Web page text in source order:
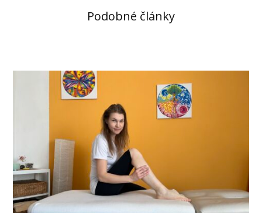
Podobné články